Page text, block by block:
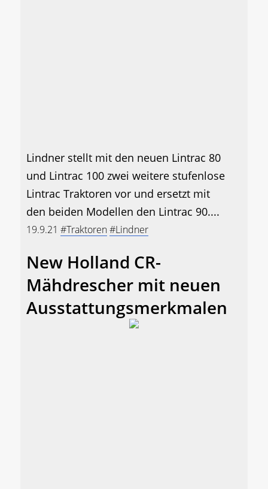
Lindner stellt mit den neuen Lintrac 80
und Lintrac 100 zwei weitere stufenlose
Lintrac Traktoren vor und ersetzt mit
den beiden Modellen den Lintrac 90....
19.9.21 #Traktoren#Lindner
New Holland CR-
Mähdrescher mit neuen
Ausstattungsmerkmalen